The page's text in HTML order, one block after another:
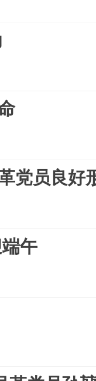
党员良好
午